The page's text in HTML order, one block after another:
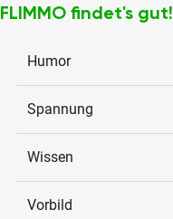
FLIMMO findet's gut!
Humor
Spannung
Wissen
Vorbild